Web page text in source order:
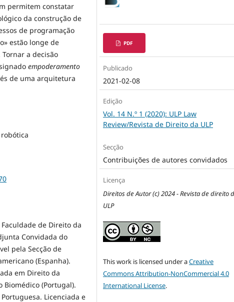
permitem constatar
da construção de
de programação
estão longe de
a decisão
empoderamento
de uma arquitetura
de Direito da
Convidada do
pela Secção de
(Espanha).
em Direito da
Biomédico (Portugal).
Licenciada e
PDF
Publicado
2021-02-08
Edição
Vol. 14 N.º 1 (2020): ULP Law
Review/Revista de Direito da ULP
Secção
Contribuições de autores convidados
Licença
Direitos de Autor (c) 2024 - Revista de direito
ULP
This work is licensed under aCreative
Commons Attribution-NonCommercial 4.0
International License.